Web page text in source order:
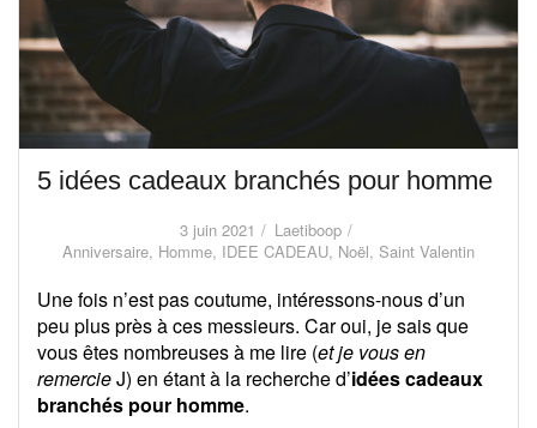
5 idées cadeaux branchés pour homme
3 juin 2021
Laetiboop
Anniversaire, Homme, IDEE CADEAU, Noël, Saint Valentin
Une fois n’est pas coutume, intéressons-nous d’un
peu plus près à ces messieurs. Car oui, je sais que
vous êtes nombreuses à me lire (et je vous en
remercieJ) en étant à la recherche d’idées cadeaux
branchés pour homme.